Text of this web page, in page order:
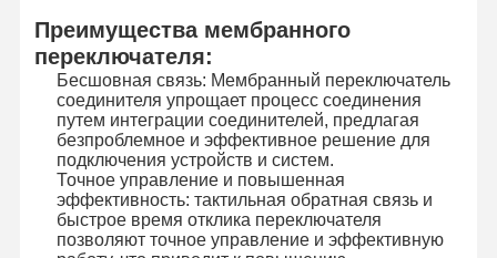
Преимущества мембранного
переключателя:
Бесшовная связь: Мембранный переключатель
соединителя упрощает процесс соединения
путем интеграции соединителей, предлагая
безпроблемное и эффективное решение для
подключения устройств и систем.
Точное управление и повышенная
эффективность: тактильная обратная связь и
быстрое время отклика переключателя
позволяют точное управление и эффективную